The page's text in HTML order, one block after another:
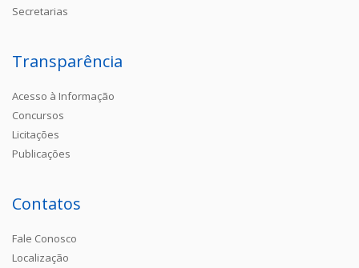
Secretarias
Transparência
Acesso à Informação
Concursos
Licitações
Publicações
Contatos
Fale Conosco
Localização